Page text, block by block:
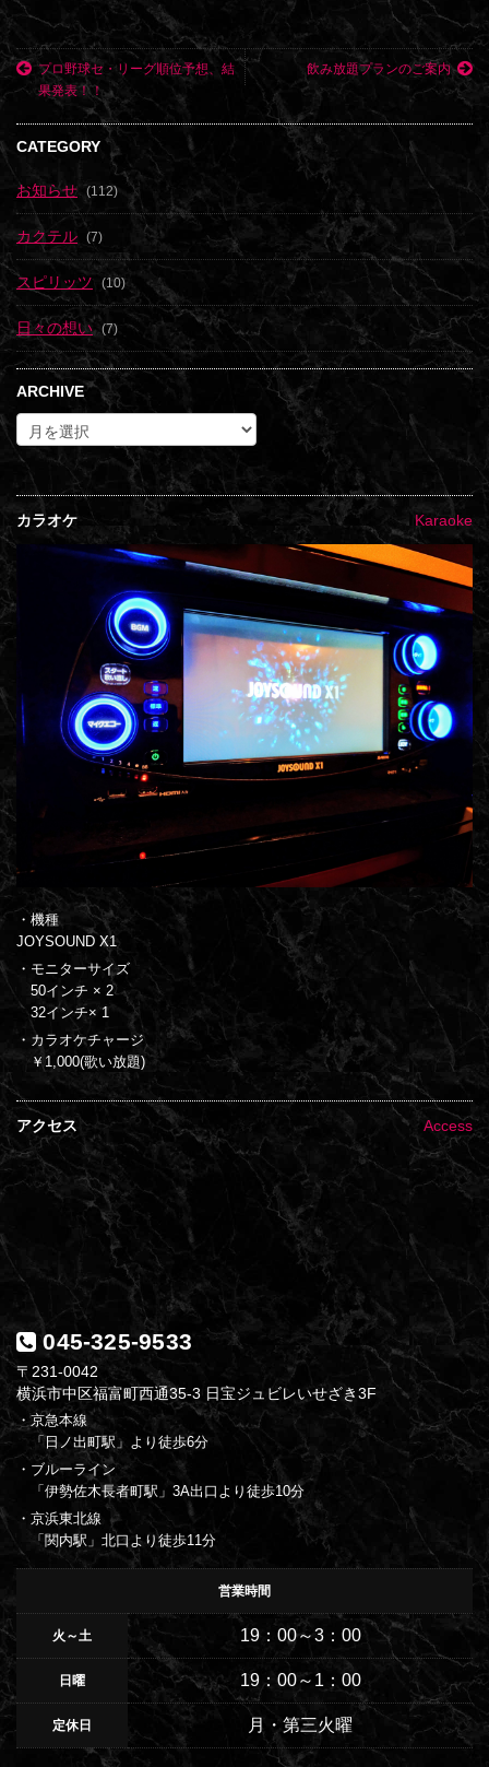
プロ野球セ・リーグ順位予想、結
果発表！！
飲み放題プランのご案内
CATEGORY
お知らせ (112)
カクテル (7)
スピリッツ (10)
日々の想い (7)
ARCHIVE
カラオケ Karaoke
・機種
JOYSOUND X1
・モニターサイズ
50インチ × 2
32インチ× 1
・カラオケチャージ
￥1,000(歌い放題)
アクセス Access
045-325-9533
〒231-0042
横浜市中区福富町西通35-3 日宝ジュビレいせざき3F
・京急本線
「日ノ出町駅」より徒歩6分
・ブルーライン
「伊勢佐木長者町駅」3A出口より徒歩10分
・京浜東北線
「関内駅」北口より徒歩11分
営業時間
火～土 19：00～3：00
日曜 19：00～1：00
定休日 月・第三火曜